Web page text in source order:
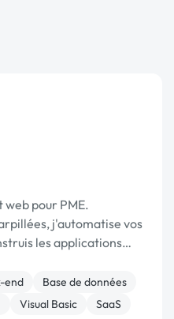
pour PME.
j'automatise vos
les applications
end
Base de données
Visual Basic
SaaS